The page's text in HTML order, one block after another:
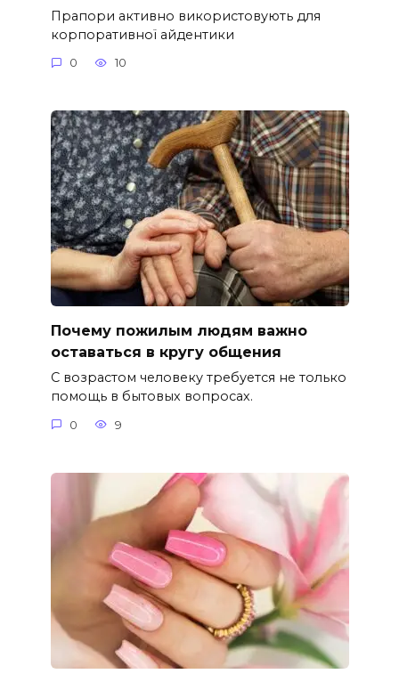
Прапори активно використовують для
корпоративної айдентики
0 10
Почему пожилым людям важно
оставаться в кругу общения
С возрастом человеку требуется не только
помощь в бытовых вопросах.
0 9